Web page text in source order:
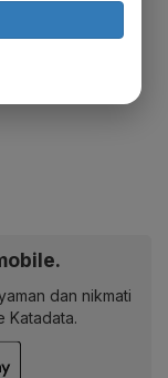
dan nikmati
Katadata.